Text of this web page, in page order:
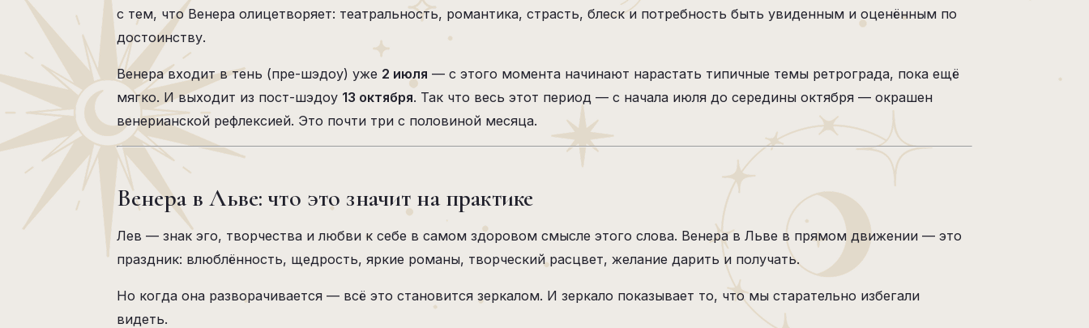
с тем, что Венера олицетворяет: театральность, романтика, страсть, блеск и потребность быть увиденным и оценённым по
достоинству.
Венера входит в тень (пре-шэдоу) уже 2 июля — с этого момента начинают нарастать типичные темы ретрограда, пока ещё
мягко. И выходит из пост-шэдоу 13 октября. Так что весь этот период — с начала июля до середины октября — окрашен
венерианской рефлексией. Это почти три с половиной месяца.
Венера в Льве: что это значит на практике
Лев — знак эго, творчества и любви к себе в самом здоровом смысле этого слова. Венера в Льве в прямом движении — это
праздник: влюблённость, щедрость, яркие романы, творческий расцвет, желание дарить и получать.
Но когда она разворачивается — всё это становится зеркалом. И зеркало показывает то, что мы старательно избегали
видеть.